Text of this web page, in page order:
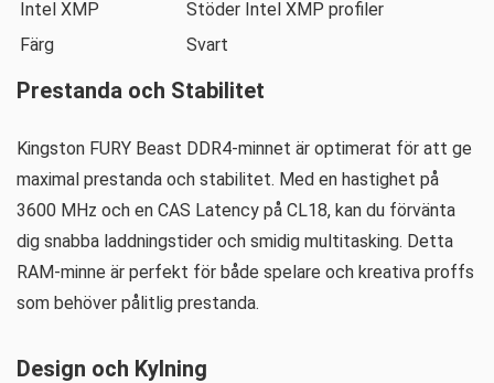
Intel XMP
Stöder Intel XMP profiler
Färg
Svart
Prestanda och Stabilitet
Kingston FURY Beast DDR4-minnet är optimerat för att ge
maximal prestanda och stabilitet. Med en hastighet på
3600 MHz och en CAS Latency på CL18, kan du förvänta
dig snabba laddningstider och smidig multitasking. Detta
RAM-minne är perfekt för både spelare och kreativa proffs
som behöver pålitlig prestanda.
Design och Kylning